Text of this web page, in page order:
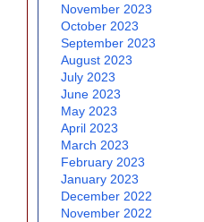
November 2023
October 2023
September 2023
August 2023
July 2023
June 2023
May 2023
April 2023
March 2023
February 2023
January 2023
December 2022
November 2022